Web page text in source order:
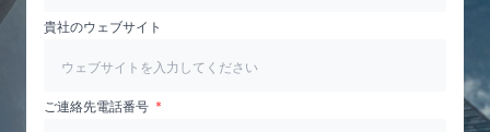
貴社のウェブサイト
ご連絡先電話番号